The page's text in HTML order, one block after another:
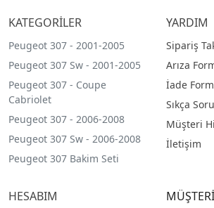
KATEGORİLER
Peugeot 307 - 2001-2005
Peugeot 307 Sw - 2001-2005
Peugeot 307 - Coupe
Cabriolet
Peugeot 307 - 2006-2008
Peugeot 307 Sw - 2006-2008
Peugeot 307 Bakim Seti
YARDIM
Sipariş
Arıza
İade
Sıkça
Müşteri
İletişim
HESABIM